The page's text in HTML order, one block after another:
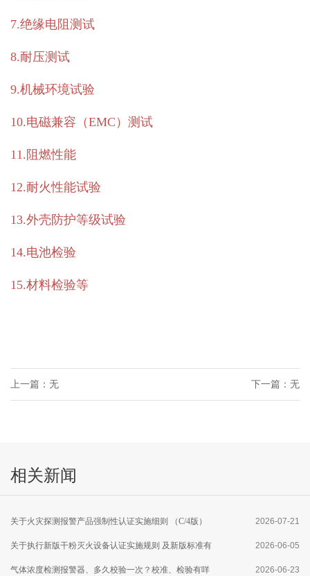
7.绝缘电阻测试
8.耐压测试
9.机械环境试验
10.电磁兼容（EMC）测试
11.阻燃性能
12.耐火性能试验
13.外壳防护等级试验
14.电池检验
15.材料检验等
上一篇：无 下一篇：无
相关新闻
关于火灾探测报警产品强制性认证实施细则 （C/4版）
修订及执行点型火焰探测器产品新版 国家标准有关要求
的通知
2026-07-21
关于执行新版干粉灭火设备认证实施规则 及新版标准有
关要求的通知
2026-06-05
气体浓度检测报警器、多久校验一次？校准、检验有咩 2026-06-23